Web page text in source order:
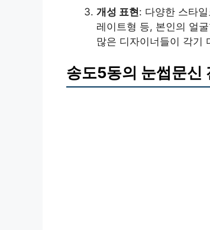
개성 표현: 다양한 스타
레이트형 등, 본인의 얼
많은 디자이너들이 각기
송도5동의 눈썹문신